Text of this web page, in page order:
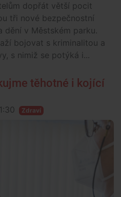
dopřát větší pocit
tři nové bezpečnostní
dění v Městském parku.
bojovat s kriminalitou a
s nimiž se potýká i...
těhotné i kojící
Zdraví